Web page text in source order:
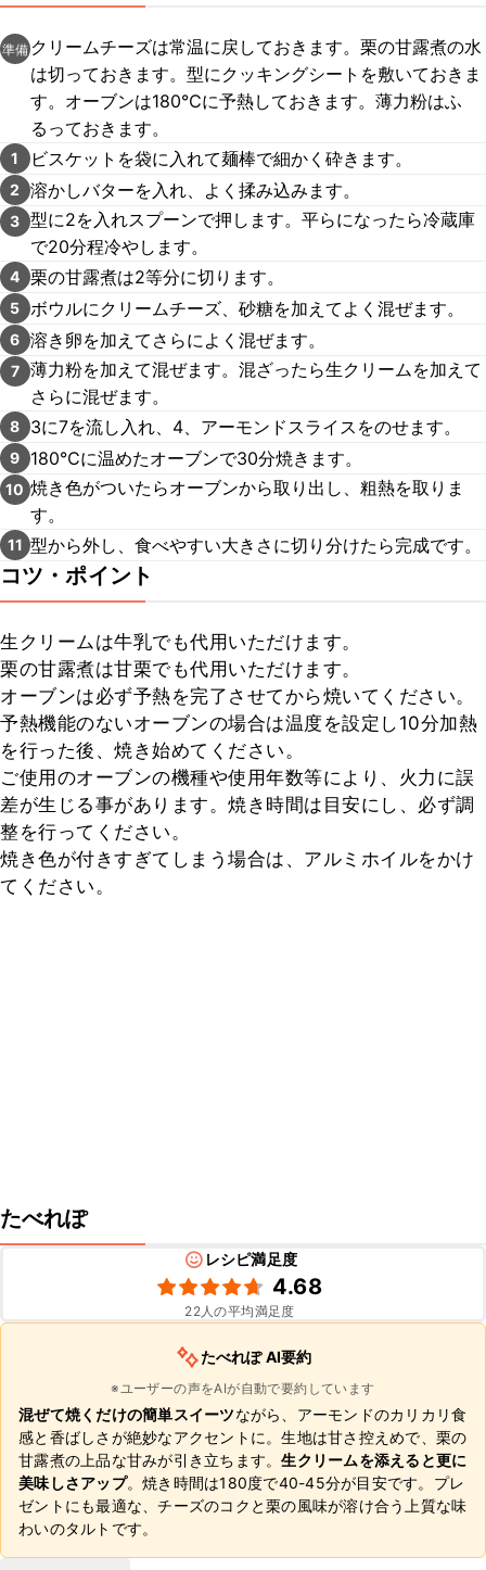
準備 クリームチーズは常温に戻しておきます。栗の甘露煮の水
は切っておきます。型にクッキングシートを敷いておきま
す。オーブンは180℃に予熱しておきます。薄力粉はふ
るっておきます。
1 ビスケットを袋に入れて麺棒で細かく砕きます。
2 溶かしバターを入れ、よく揉み込みます。
3 型に2を入れスプーンで押します。平らになったら冷蔵庫
で20分程冷やします。
4 栗の甘露煮は2等分に切ります。
5 ボウルにクリームチーズ、砂糖を加えてよく混ぜます。
6 溶き卵を加えてさらによく混ぜます。
7 薄力粉を加えて混ぜます。混ざったら生クリームを加えて
さらに混ぜます。
8 3に7を流し入れ、4、アーモンドスライスをのせます。
9 180℃に温めたオーブンで30分焼きます。
10 焼き色がついたらオーブンから取り出し、粗熱を取りま
す。
11 型から外し、食べやすい大きさに切り分けたら完成です。
コツ・ポイント
生クリームは牛乳でも代用いただけます。
栗の甘露煮は甘栗でも代用いただけます。
オーブンは必ず予熱を完了させてから焼いてください。
予熱機能のないオーブンの場合は温度を設定し10分加熱
を行った後、焼き始めてください。
ご使用のオーブンの機種や使用年数等により、火力に誤
差が生じる事があります。焼き時間は目安にし、必ず調
整を行ってください。
焼き色が付きすぎてしまう場合は、アルミホイルをかけ
てください。
たべれぽ
レシピ満足度
4.68
22人の平均満足度
たべれぽ AI要約
※ユーザーの声をAIが自動で要約しています
混ぜて焼くだけの簡単スイーツながら、アーモンドのカリカリ食
感と香ばしさが絶妙なアクセントに。生地は甘さ控えめで、栗の
甘露煮の上品な甘みが引き立ちます。生クリームを添えると更に
美味しさアップ。焼き時間は180度で40-45分が目安です。プレ
ゼントにも最適な、チーズのコクと栗の風味が溶け合う上質な味
わいのタルトです。